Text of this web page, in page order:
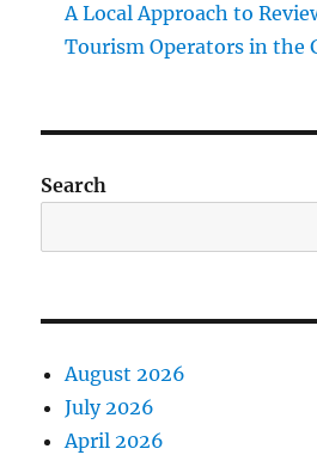
A Local Approach to
Tourism Operators in the
Search
August 2026
July 2026
April 2026